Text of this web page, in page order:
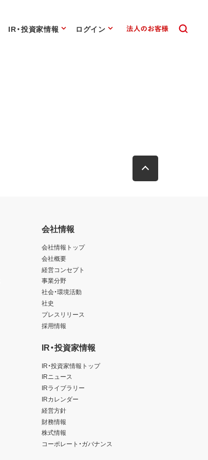
IR・投資家情報 ログイン
会社情報
会社情報トップ
会社概要
経営コンセプト
事業分野
社会・環境活動
社史
プレスリリース
採用情報
IR・投資家情報
IR・投資家情報トップ
IRニュース
IRライブラリー
IRカレンダー
経営方針
財務情報
株式情報
コーポレート・ガバナンス